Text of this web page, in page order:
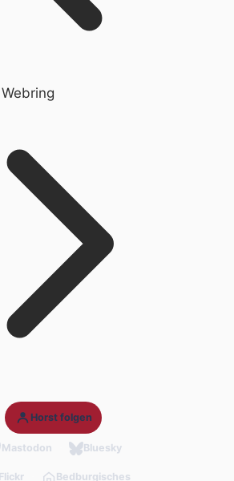
Horst folgen
Mastodon Bluesky
Flickr Bedburgisches